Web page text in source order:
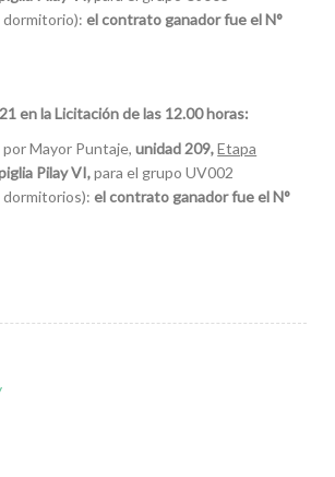
dormitorio):el contrato ganador fue el N°
en la Licitación de las 12.00 horas:
por Mayor Puntaje,unidad 209,Etapa
Pilay VI,para el grupo UV002
dormitorios):el contrato ganador fue el N°